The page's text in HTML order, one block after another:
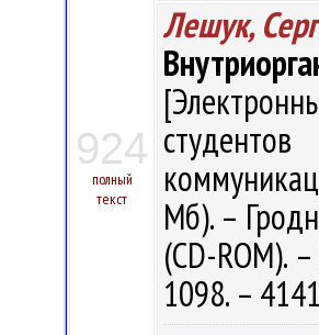
924
полный
текст
Лешук,
Мб). –
(CD-ROM).
1098. –